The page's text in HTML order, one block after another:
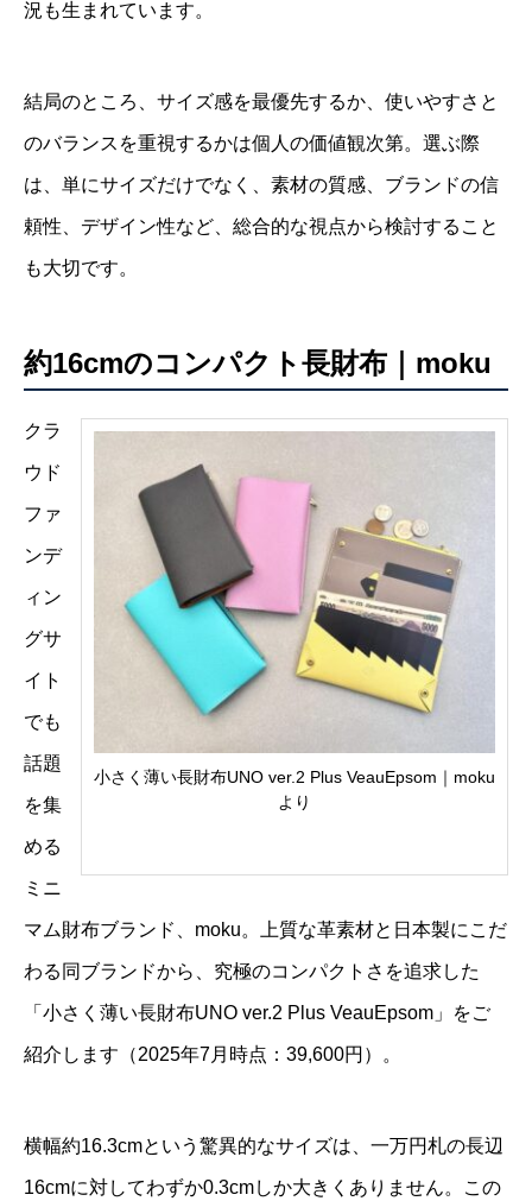
況も生まれています。
結局のところ、サイズ感を最優先するか、使いやすさと
のバランスを重視するかは個人の価値観次第。選ぶ際
は、単にサイズだけでなく、素材の質感、ブランドの信
頼性、デザイン性など、総合的な視点から検討すること
も大切です。
約16cmのコンパクト長財布｜moku
小さく薄い長財布UNO ver.2 Plus VeauEpsom｜moku
より
クラ
ウド
ファ
ンデ
ィン
グサ
イト
でも
話題
を集
める
ミニ
マム財布ブランド、moku。上質な革素材と日本製にこだ
わる同ブランドから、究極のコンパクトさを追求した
「小さく薄い長財布UNO ver.2 Plus VeauEpsom」をご
紹介します（2025年7月時点：39,600円）。
横幅約16.3cmという驚異的なサイズは、一万円札の長辺
16cmに対してわずか0.3cmしか大きくありません。この